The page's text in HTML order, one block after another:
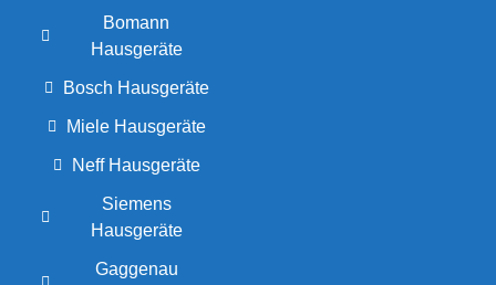
Bomann
Hausgeräte
Bosch Hausgeräte
Miele Hausgeräte
Neff Hausgeräte
Siemens
Hausgeräte
Gaggenau